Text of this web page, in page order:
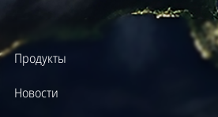
Продукты
Новости